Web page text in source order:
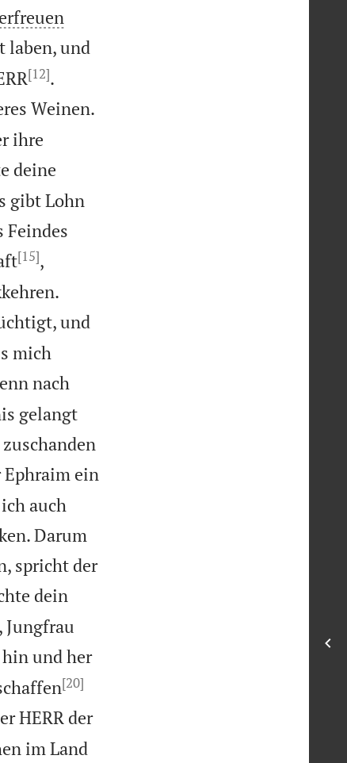
laben, und
[12].
Weinen.
ihre
deine
gibt Lohn
Feindes
[15],

und
mich
nach
gelangt
ein
auch
Darum
spricht der
dein
Jungfrau
und her
[20]
HERR der
im Land